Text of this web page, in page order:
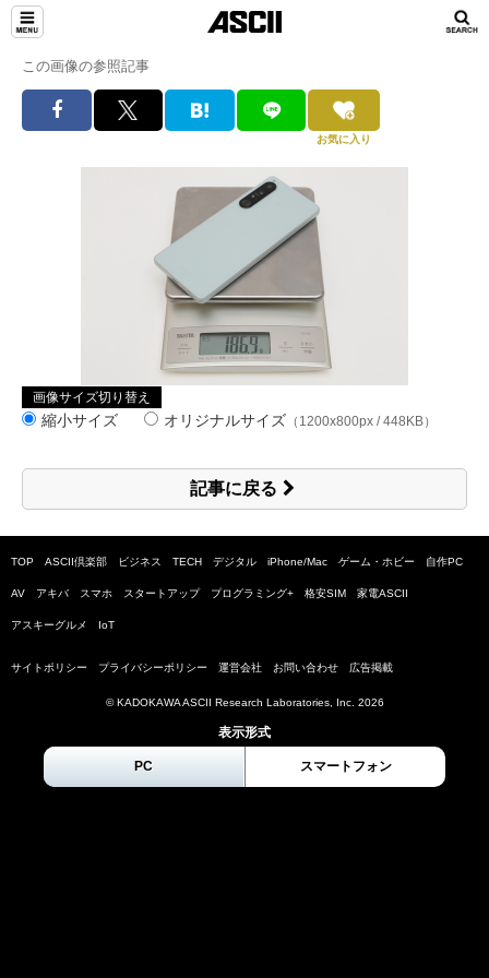
この画像の参照記事
お気に入り
画像サイズ切り替え
縮小サイズ オリジナルサイズ （1200x800px / 448KB）
記事に戻る
TOP ASCII倶楽部 ビジネス TECH デジタル iPhone/Mac ゲーム・ホビー 自作PC
AV アキバ スマホ スタートアップ プログラミング+ 格安SIM 家電ASCII
アスキーグルメ IoT
サイトポリシー プライバシーポリシー 運営会社 お問い合わせ 広告掲載
© KADOKAWA ASCII Research Laboratories, Inc. 2026
表示形式
PC スマートフォン